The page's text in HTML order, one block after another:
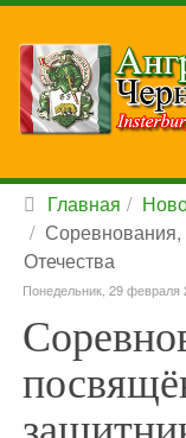
Главная
Отечества
Понедельник, 29 февраля